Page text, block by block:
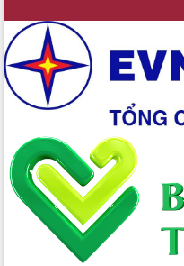
Ứng dụng sinh trắc học - Bước tiến
trong hành trình chuyển đổi số tại Đắk
Lắk
Đắk Lắk nâng cao hiệu quả công tác
Đảng từ Sổ tay đảng viên điện tử
Đắk Lắk đẩy mạnh nuôi biển công
nghệ, hướng tới phát triển thủy sản
bền vững
Tập huấn nâng cao năng lực triển khai
chuyển đổi số cho cán bộ, công chức
cấp xã
Đắk Lắk phát động hưởng ứng Ngày
Quyền của người tiêu dùng Việt Nam